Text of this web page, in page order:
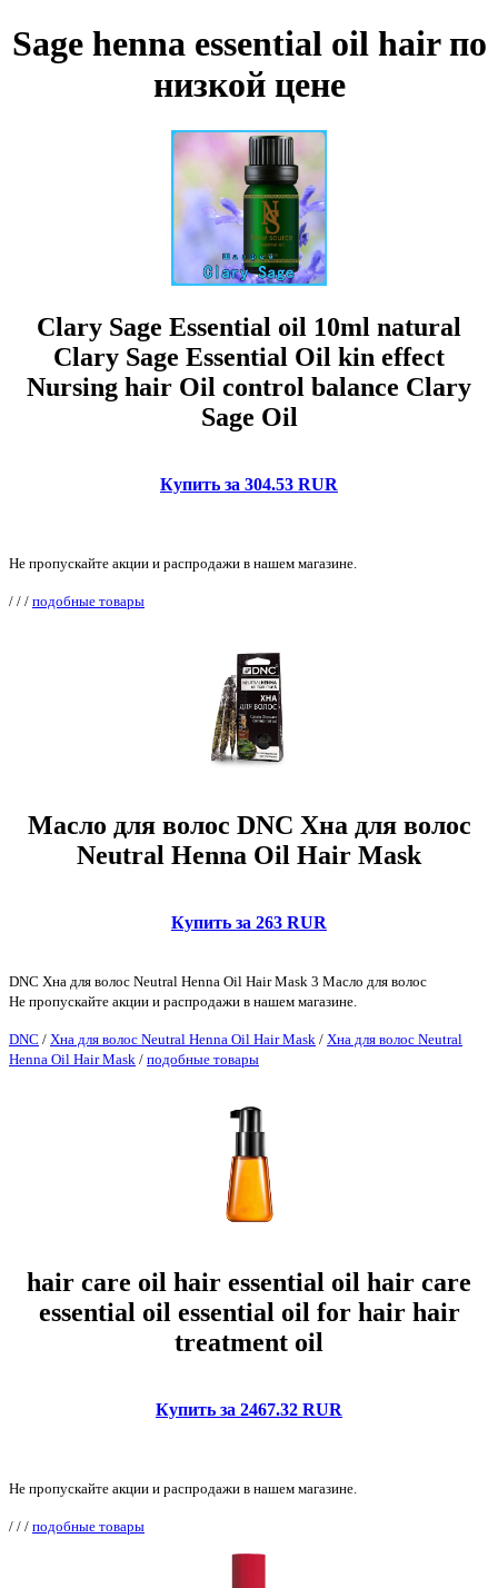
Sage henna essential oil hair по
низкой цене
Clary Sage Essential oil 10ml natural
Clary Sage Essential Oil kin effect
Nursing hair Oil control balance Clary
Sage Oil
Купить за 304.53 RUR
Не пропускайте акции и распродажи в нашем магазине.
/ / / подобные товары
Масло для волос DNC Хна для волос
Neutral Henna Oil Hair Mask
Купить за 263 RUR
DNC Хна для волос Neutral Henna Oil Hair Mask 3 Масло для волос
Не пропускайте акции и распродажи в нашем магазине.
DNC / Хна для волос Neutral Henna Oil Hair Mask / Хна для волос Neutral
Henna Oil Hair Mask / подобные товары
hair care oil hair essential oil hair care
essential oil essential oil for hair hair
treatment oil
Купить за 2467.32 RUR
Не пропускайте акции и распродажи в нашем магазине.
/ / / подобные товары